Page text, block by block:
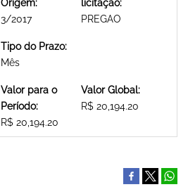
Origem:
3/2017
licitação:
PREGAO
Tipo do Prazo:
Mês
Valor para o
Período:
R$ 20,194.20
Valor Global:
R$ 20,194.20